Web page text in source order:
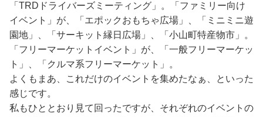
「TRDドライバーズミーティング」。「ファミリー向け
イベント」が、「エポックおもちゃ広場」、「ミニミニ遊
園地」、「サーキット縁日広場」、「小山町特産物市」。
「フリーマーケットイベント」が、「一般フリーマーケッ
ト」、「クルマ系フリーマーケット」。
よくもまあ、これだけのイベントを集めたなぁ、といった
感じです。
私もひととおり見て回ったですが、それぞれのイベントの